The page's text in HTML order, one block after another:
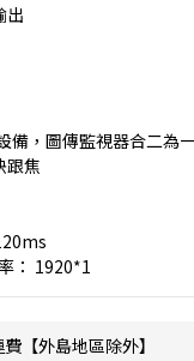
出
備，圖傳監視器合二為
跟焦
： 1920*1
【外島地區除外】